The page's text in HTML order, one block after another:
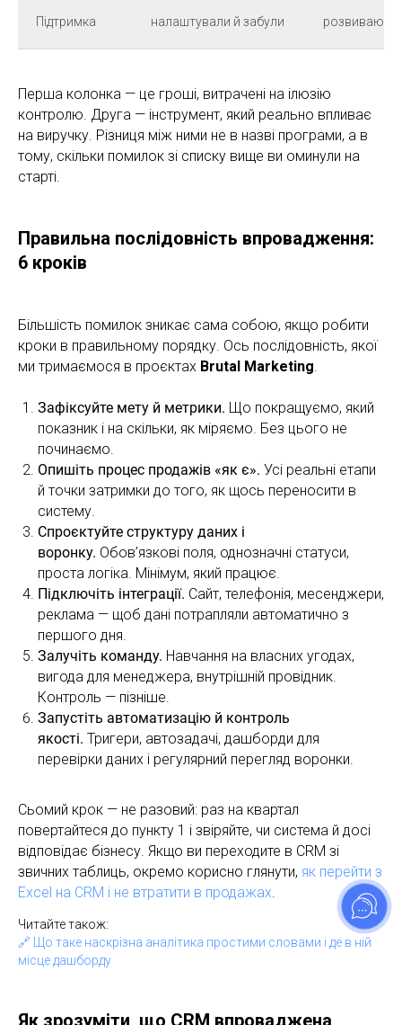
Підтримка налаштували й забули розвивають
Перша колонка — це гроші, витрачені на ілюзію
контролю. Друга — інструмент, який реально впливає
на виручку. Різниця між ними не в назві програми, а в
тому, скільки помилок зі списку вище ви оминули на
старті.
Правильна послідовність впровадження:
6 кроків
Більшість помилок зникає сама собою, якщо робити
кроки в правильному порядку. Ось послідовність, якої
ми тримаємося в проєктах Brutal Marketing.
Зафіксуйте мету й метрики. Що покращуємо, який
показник і на скільки, як міряємо. Без цього не
починаємо.
Опишіть процес продажів «як є». Усі реальні етапи
й точки затримки до того, як щось переносити в
систему.
Спроєктуйте структуру даних і
воронку. Обов’язкові поля, однозначні статуси,
проста логіка. Мінімум, який працює.
Підключіть інтеграції. Сайт, телефонія, месенджери,
реклама — щоб дані потрапляли автоматично з
першого дня.
Залучіть команду. Навчання на власних угодах,
вигода для менеджера, внутрішній провідник.
Контроль — пізніше.
Запустіть автоматизацію й контроль
якості. Тригери, автозадачі, дашборди для
перевірки даних і регулярний перегляд воронки.
Сьомий крок — не разовий: раз на квартал
повертайтеся до пункту 1 і звіряйте, чи система й досі
відповідає бізнесу. Якщо ви переходите в CRM зі
звичних таблиць, окремо корисно глянути, як перейти з
Excel на CRM і не втратити в продажах.
Читайте також:
🔗 Що таке наскрізна аналітика простими словами і де в ній
місце дашборду